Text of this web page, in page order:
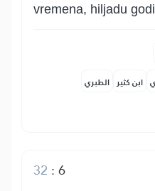
vremena, hiljadu
ابن كثير الطبري
6
:
32